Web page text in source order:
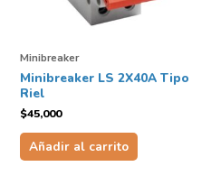
Minibreaker
Minibreaker LS 2X40A Tipo
Riel
$45,000
Añadir al carrito